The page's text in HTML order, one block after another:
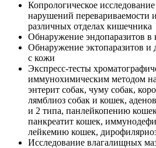
Копрологическое
нарушений перевариваемости
различных отделах кишечника
Обнаружение эндопаразитов в
Обнаружение эктопаразитов и
с кожи
Экспресс-тесты
иммунохимическим методом
энтерит собак, чуму собак,
лямблиоз собак и кошек,
и 2 типа, панлейкопению
панкреатит кошек,
лейкемию кошек,
Исследование влагалищных